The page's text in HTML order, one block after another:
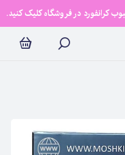
کرانفورد در فروشگاه کلیک کنید.